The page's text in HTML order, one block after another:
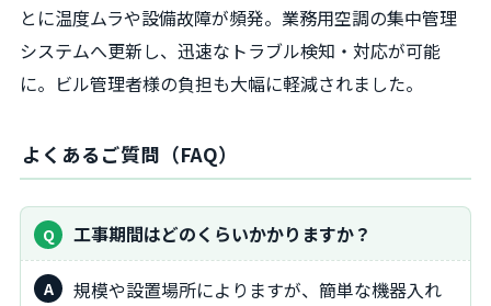
とに温度ムラや設備故障が頻発。業務用空調の集中管理
システムへ更新し、迅速なトラブル検知・対応が可能
に。ビル管理者様の負担も大幅に軽減されました。
よくあるご質問（FAQ）
工事期間はどのくらいかかりますか？
規模や設置場所によりますが、簡単な機器入れ